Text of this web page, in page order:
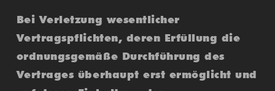
Bei Verletzung wesentlicher
Vertragspflichten, deren Erfüllung die
ordnungsgemäße Durchführung des
Vertrages überhaupt erst ermöglicht und